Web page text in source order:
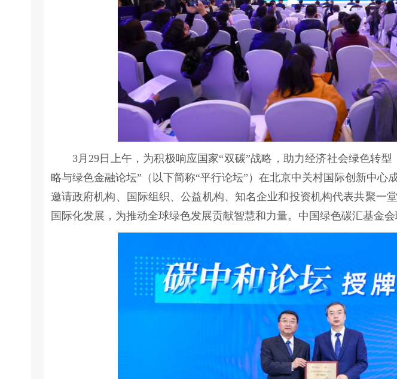
3月29日上午，为积极响应国家“双碳”战略，助力经济社会绿色转
略与绿色金融论坛”（以下简称“平行论坛”）在北京中关村国际创新中心
邀请政府机构、国际组织、公益机构、知名企业和投资机构代表共聚一
国际化发展，为推动全球绿色发展贡献智慧和力量。中国绿色碳汇基金